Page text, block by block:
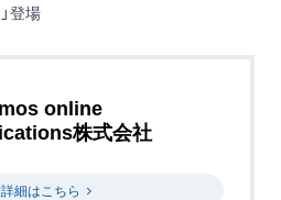
登場
online
株式会社
細はこちら